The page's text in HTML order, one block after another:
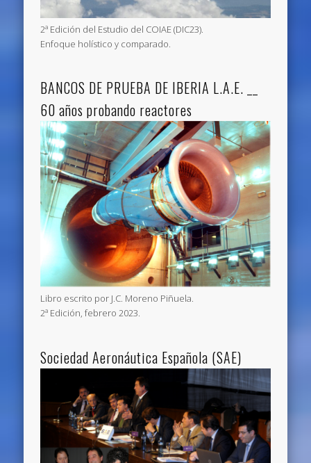
2ª Edición del Estudio del COIAE (DIC23).
Enfoque holístico y comparado.
BANCOS DE PRUEBA DE IBERIA L.A.E. __
60 años probando reactores
Libro escrito por J.C. Moreno Piñuela.
2ª Edición, febrero 2023.
Sociedad Aeronáutica Española (SAE)